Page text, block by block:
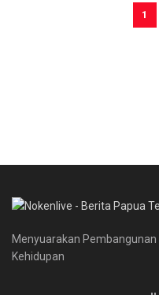
1
Menyuarakan
Kehidupan